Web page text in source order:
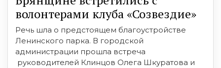
волонтерами клуба «Созвездие»
Речь шла о предстоящем благоустройстве
Ленинского парка. В городской
администрации прошла встреча
руководителей Клинцов Олега Шкуратова и